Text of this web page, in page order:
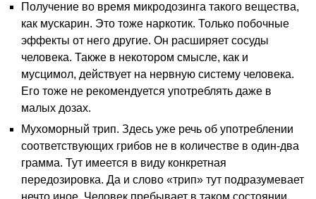
Получение во время микродозинга такого вещества,
как мускарин. Это тоже наркотик. Только побочные
эффекты от него другие. Он расширяет сосуды
человека. Также в некотором смысле, как и
мусцимол, действует на нервную систему человека.
Его тоже не рекомендуется употреблять даже в
малых дозах.
Мухоморный трип. Здесь уже речь об употреблении
соответствующих грибов не в количестве в один-два
грамма. Тут имеется в виду конкретная
передозировка. Да и слово «трип» тут подразумевает
нечто иное. Человек пребывает в таком состоянии,